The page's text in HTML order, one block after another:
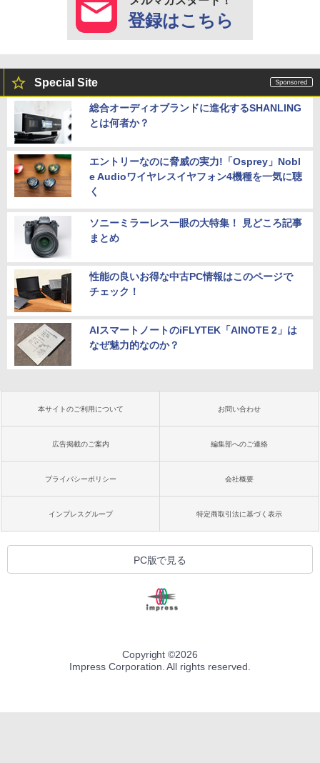
登録はこちら
Special Site
総合オーディオブランドに進化するSHANLING
とは何者か？
エントリーなのに脅威の実力!「Osprey」Nobl
e Audioワイヤレスイヤフォン4機種を一気に聴
く
ソニーミラーレス一眼の大特集！ 見どころ記事
まとめ
性能の良いお得な中古PC情報はこのページで
チェック！
AIスマートノートのiFLYTEK「AINOTE 2」は
なぜ魅力的なのか？
本サイトのご利用について お問い合わせ
広告掲載のご案内 編集部へのご連絡
プライバシーポリシー 会社概要
インプレスグループ 特定商取引法に基づく表示
PC版で見る
Copyright ©2026
Impress Corporation. All rights reserved.